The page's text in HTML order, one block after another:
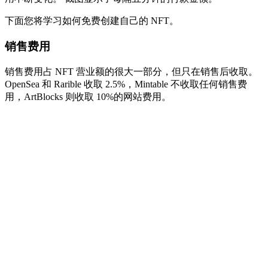
下面您将学习如何免费创建自己的 NFT。
销售费用
销售费用占 NFT 营业额的很大一部分，但只在销售后收取。
OpenSea 和 Rarible 收取 2.5%，Mintable 不收取任何销售费
用，ArtBlocks 则收取 10%的网站费用。